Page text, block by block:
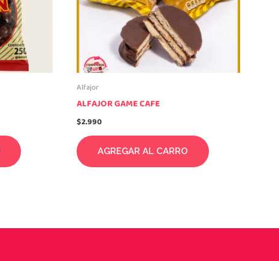
Alfajor
ALFAJOR GAME CAFE
$2.990
AGREGAR AL CARRO